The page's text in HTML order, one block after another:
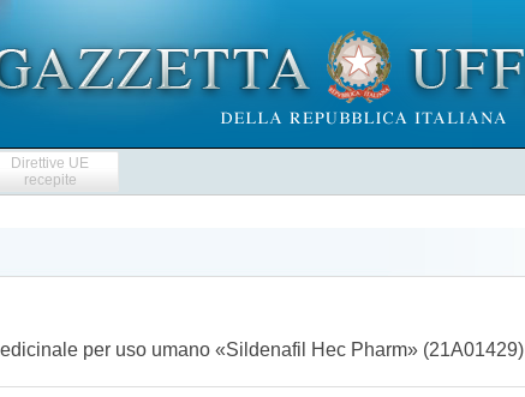
Direttive UE
recepite
per uso umano «Sildenafil Hec Pharm» (21A01429)